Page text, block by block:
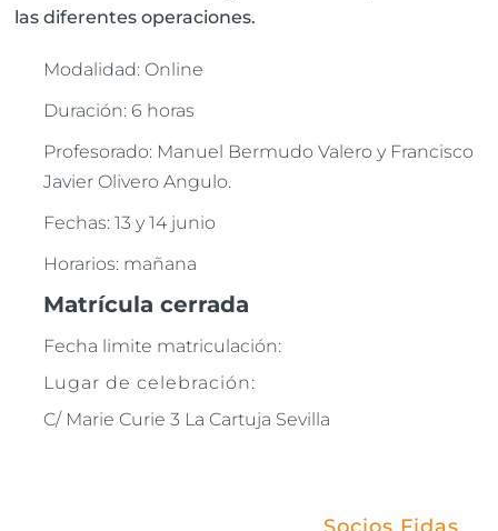
las diferentes operaciones.
Modalidad: Online
Duración: 6 horas
Profesorado: Manuel Bermudo Valero y Francisco
Javier Olivero Angulo.
Fechas: 13 y 14 junio
Horarios: mañana
Matrícula cerrada
Fecha limite matriculación:
Lugar de celebración:
C/ Marie Curie 3 La Cartuja Sevilla